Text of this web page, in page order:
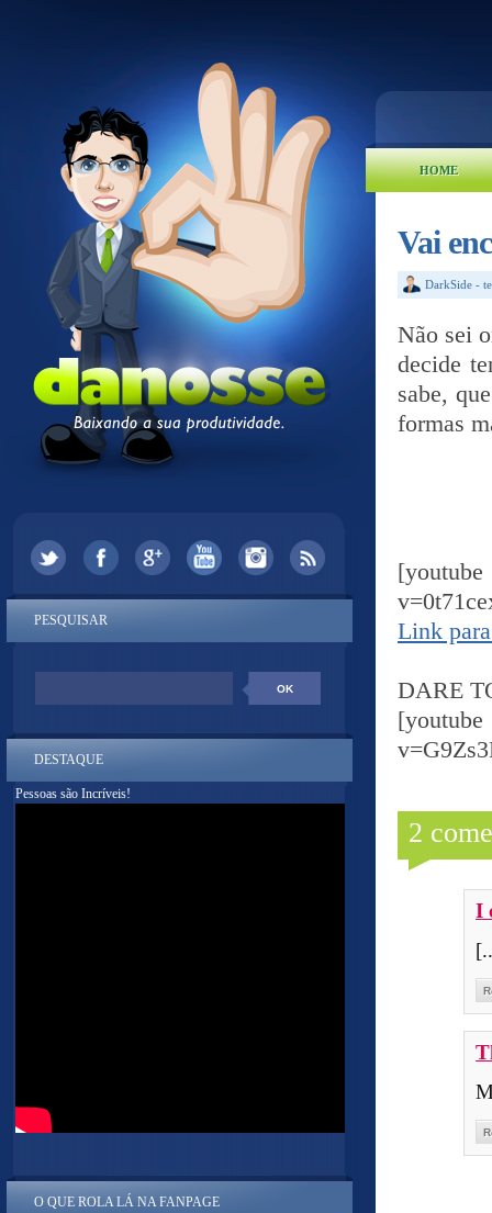
HOME
Vai
DarkSide -
Não sei
decide
sabe,
formas
Link
DARE
2
I
PESQUISAR
DESTAQUE
Pessoas são Incríveis!
O QUE ROLA LÁ NA FANPAGE